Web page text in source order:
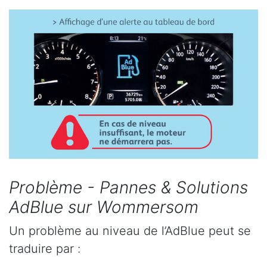
Problème - Pannes & Solutions
AdBlue sur Wommersom
Un problème au niveau de l’AdBlue peut se
traduire par :